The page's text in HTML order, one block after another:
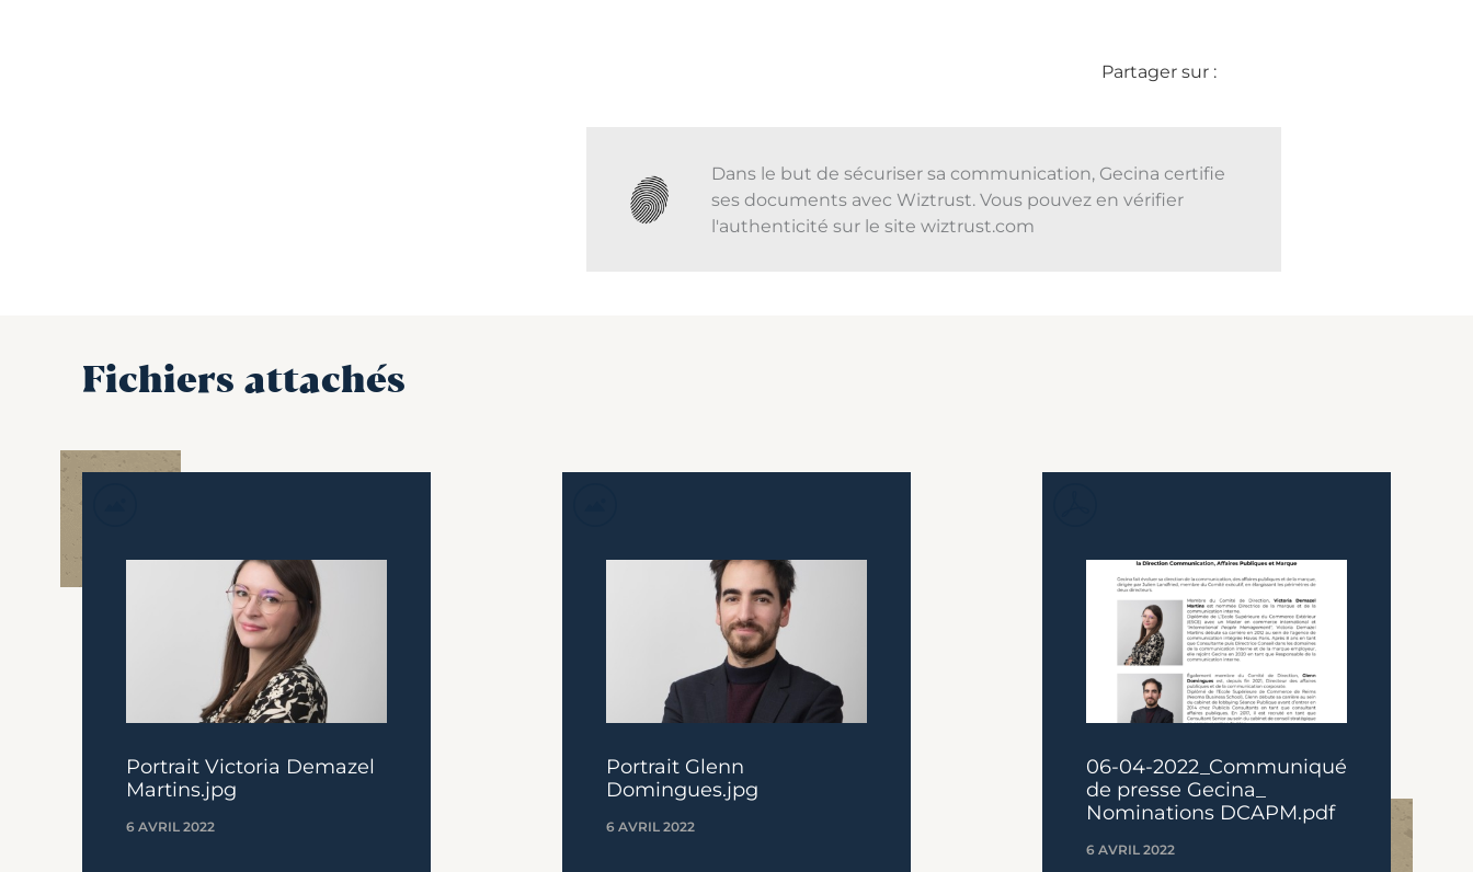
Partager sur :
Dans le but de sécuriser sa communication, Gecina certifie
ses documents avec Wiztrust. Vous pouvez en vérifier
l'authenticité sur le site wiztrust.com
Fichiers attachés
Portrait Victoria Demazel
Martins.jpg
6 AVRIL 2022
Portrait Glenn
Domingues.jpg
6 AVRIL 2022
06-04-2022_Communiqué
de presse Gecina_
Nominations DCAPM.pdf
6 AVRIL 2022